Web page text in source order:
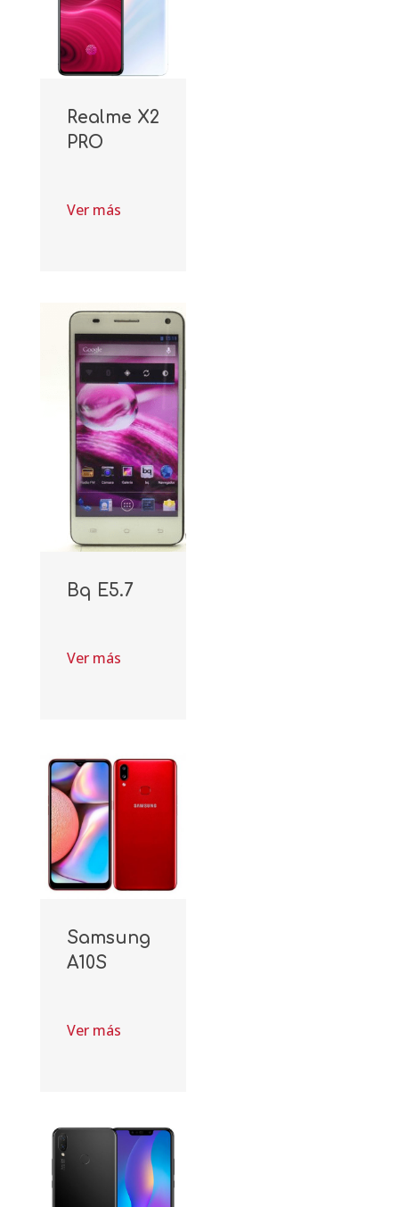
Realme X2
PRO
Ver más
Bq E5.7
Ver más
Samsung
A10S
Ver más